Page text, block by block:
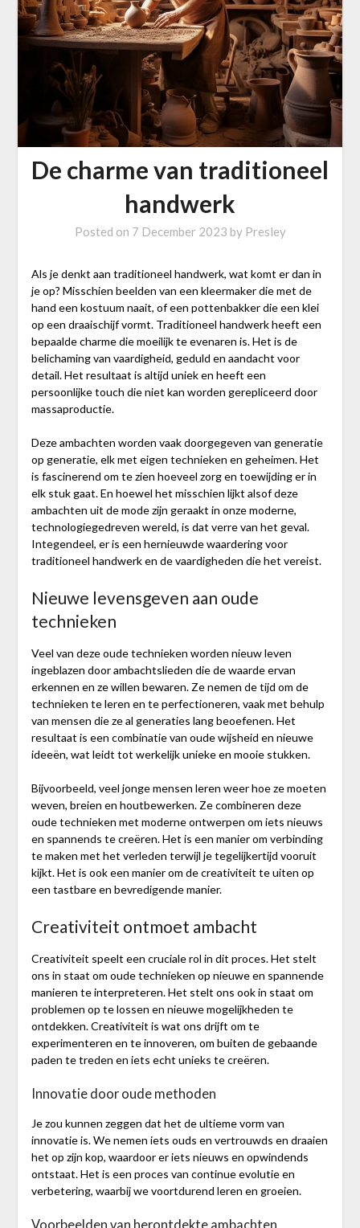
De charme van traditioneel
handwerk
Posted on 7 December 2023 by Presley
Als je denkt aan traditioneel handwerk, wat komt er dan in
je op? Misschien beelden van een kleermaker die met de
hand een kostuum naait, of een pottenbakker die een klei
op een draaischijf vormt. Traditioneel handwerk heeft een
bepaalde charme die moeilijk te evenaren is. Het is de
belichaming van vaardigheid, geduld en aandacht voor
detail. Het resultaat is altijd uniek en heeft een
persoonlijke touch die niet kan worden gerepliceerd door
massaproductie.
Deze ambachten worden vaak doorgegeven van generatie
op generatie, elk met eigen technieken en geheimen. Het
is fascinerend om te zien hoeveel zorg en toewijding er in
elk stuk gaat. En hoewel het misschien lijkt alsof deze
ambachten uit de mode zijn geraakt in onze moderne,
technologiegedreven wereld, is dat verre van het geval.
Integendeel, er is een hernieuwde waardering voor
traditioneel handwerk en de vaardigheden die het vereist.
Nieuwe levensgeven aan oude
technieken
Veel van deze oude technieken worden nieuw leven
ingeblazen door ambachtslieden die de waarde ervan
erkennen en ze willen bewaren. Ze nemen de tijd om de
technieken te leren en te perfectioneren, vaak met behulp
van mensen die ze al generaties lang beoefenen. Het
resultaat is een combinatie van oude wijsheid en nieuwe
ideeën, wat leidt tot werkelijk unieke en mooie stukken.
Bijvoorbeeld, veel jonge mensen leren weer hoe ze moeten
weven, breien en houtbewerken. Ze combineren deze
oude technieken met moderne ontwerpen om iets nieuws
en spannends te creëren. Het is een manier om verbinding
te maken met het verleden terwijl je tegelijkertijd vooruit
kijkt. Het is ook een manier om de creativiteit te uiten op
een tastbare en bevredigende manier.
Creativiteit ontmoet ambacht
Creativiteit speelt een cruciale rol in dit proces. Het stelt
ons in staat om oude technieken op nieuwe en spannende
manieren te interpreteren. Het stelt ons ook in staat om
problemen op te lossen en nieuwe mogelijkheden te
ontdekken. Creativiteit is wat ons drijft om te
experimenteren en te innoveren, om buiten de gebaande
paden te treden en iets echt unieks te creëren.
Innovatie door oude methoden
Je zou kunnen zeggen dat het de ultieme vorm van
innovatie is. We nemen iets ouds en vertrouwds en draaien
het op zijn kop, waardoor er iets nieuws en opwindends
ontstaat. Het is een proces van continue evolutie en
verbetering, waarbij we voortdurend leren en groeien.
Voorbeelden van herontdekte ambachten